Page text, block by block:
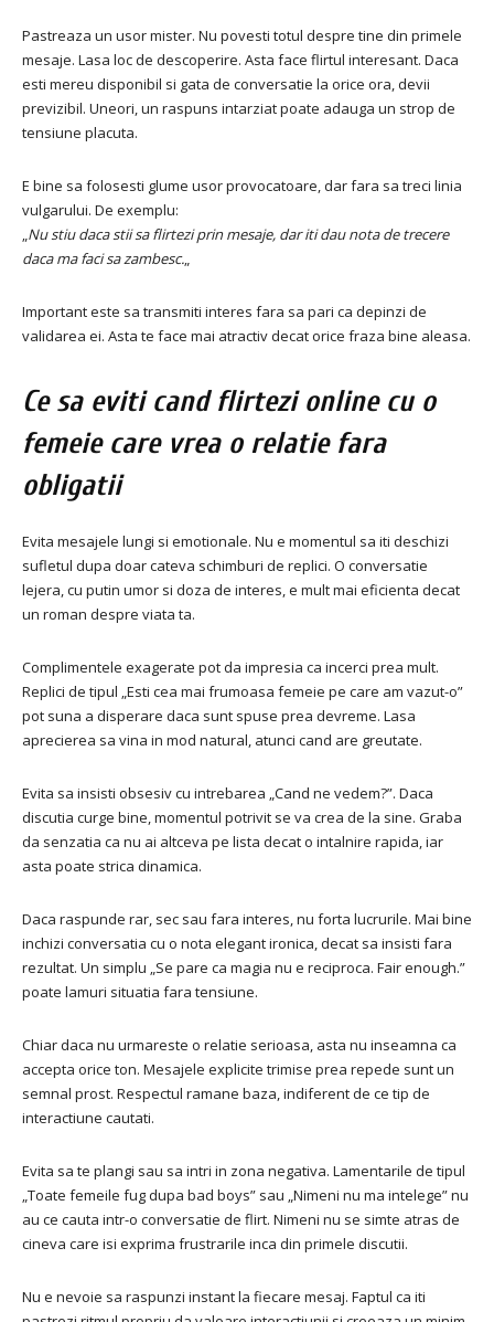
Pastreaza un usor mister. Nu povesti totul despre tine din primele
mesaje. Lasa loc de descoperire. Asta face flirtul interesant. Daca
esti mereu disponibil si gata de conversatie la orice ora, devii
previzibil. Uneori, un raspuns intarziat poate adauga un strop de
tensiune placuta.
E bine sa folosesti glume usor provocatoare, dar fara sa treci linia
vulgarului. De exemplu:
„Nu stiu daca stii sa flirtezi prin mesaje, dar iti dau nota de trecere
daca ma faci sa zambesc.„
Important este sa transmiti interes fara sa pari ca depinzi de
validarea ei. Asta te face mai atractiv decat orice fraza bine aleasa.
Ce sa eviti cand flirtezi online cu o
femeie care vrea o relatie fara
obligatii
Evita mesajele lungi si emotionale. Nu e momentul sa iti deschizi
sufletul dupa doar cateva schimburi de replici. O conversatie
lejera, cu putin umor si doza de interes, e mult mai eficienta decat
un roman despre viata ta.
Complimentele exagerate pot da impresia ca incerci prea mult.
Replici de tipul „Esti cea mai frumoasa femeie pe care am vazut-o”
pot suna a disperare daca sunt spuse prea devreme. Lasa
aprecierea sa vina in mod natural, atunci cand are greutate.
Evita sa insisti obsesiv cu intrebarea „Cand ne vedem?”. Daca
discutia curge bine, momentul potrivit se va crea de la sine. Graba
da senzatia ca nu ai altceva pe lista decat o intalnire rapida, iar
asta poate strica dinamica.
Daca raspunde rar, sec sau fara interes, nu forta lucrurile. Mai bine
inchizi conversatia cu o nota elegant ironica, decat sa insisti fara
rezultat. Un simplu „Se pare ca magia nu e reciproca. Fair enough.”
poate lamuri situatia fara tensiune.
Chiar daca nu urmareste o relatie serioasa, asta nu inseamna ca
accepta orice ton. Mesajele explicite trimise prea repede sunt un
semnal prost. Respectul ramane baza, indiferent de ce tip de
interactiune cautati.
Evita sa te plangi sau sa intri in zona negativa. Lamentarile de tipul
„Toate femeile fug dupa bad boys” sau „Nimeni nu ma intelege” nu
au ce cauta intr-o conversatie de flirt. Nimeni nu se simte atras de
cineva care isi exprima frustrarile inca din primele discutii.
Nu e nevoie sa raspunzi instant la fiecare mesaj. Faptul ca iti